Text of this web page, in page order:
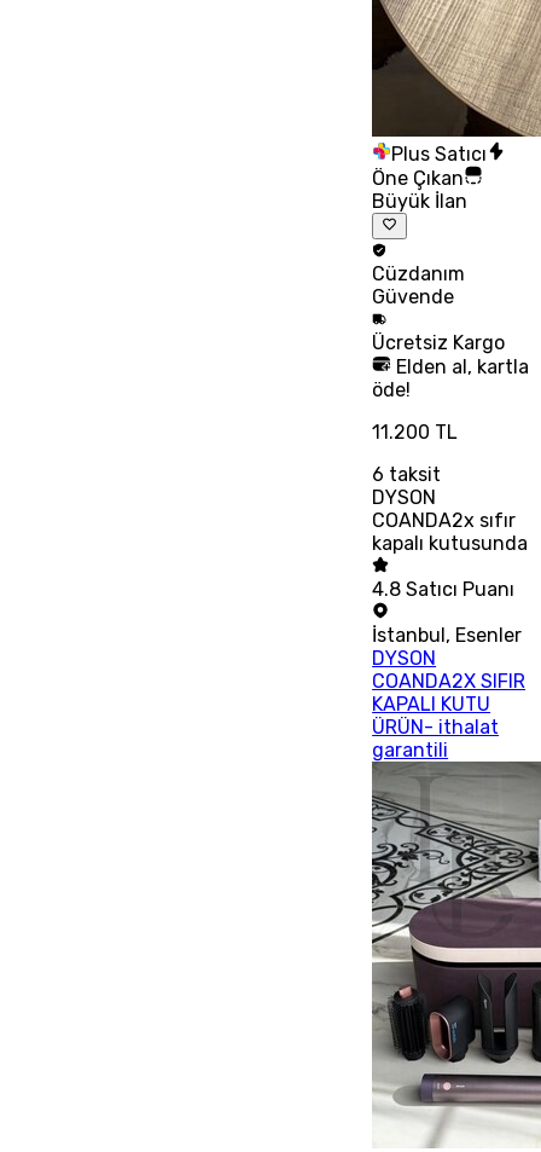
Plus Satıcı
Öne Çıkan
Büyük İlan
Cüzdanım
Güvende
Ücretsiz Kargo
Elden al, kartla
öde!
11.200 TL
6 taksit
DYSON
COANDA2x sıfır
kapalı kutusunda
4.8 Satıcı Puanı
İstanbul, Esenler
DYSON
COANDA2X SIFIR
KAPALI KUTU
ÜRÜN- ithalat
garantili